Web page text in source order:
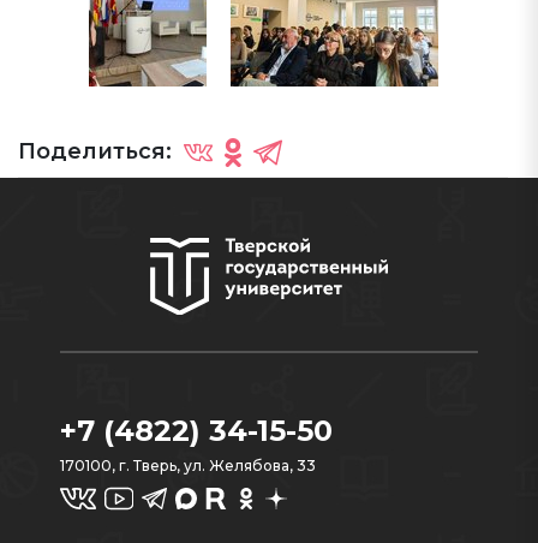
Поделиться:
+7 (4822) 34-15-50
170100, г. Тверь, ул. Желябова, 33